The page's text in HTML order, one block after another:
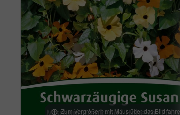
Zum Vergrößern mit Maus über das Bild fahren